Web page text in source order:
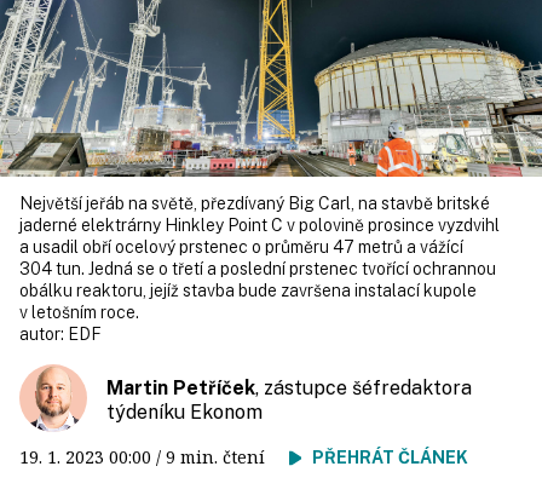
Největší jeřáb na světě, přezdívaný Big Carl, na stavbě britské
jaderné elektrárny Hinkley Point C v polovině prosince vyzdvihl
a usadil obří ocelový prstenec o průměru 47 metrů a vážící
304 tun. Jedná se o třetí a poslední prstenec tvořící ochrannou
obálku reaktoru, jejíž stavba bude završena instalací kupole
v letošním roce.
autor: EDF
Martin Petříček, zástupce šéfredaktora
týdeníku Ekonom
19. 1. 2023 00:00 / 9 min. čtení PŘEHRÁT ČLÁNEK